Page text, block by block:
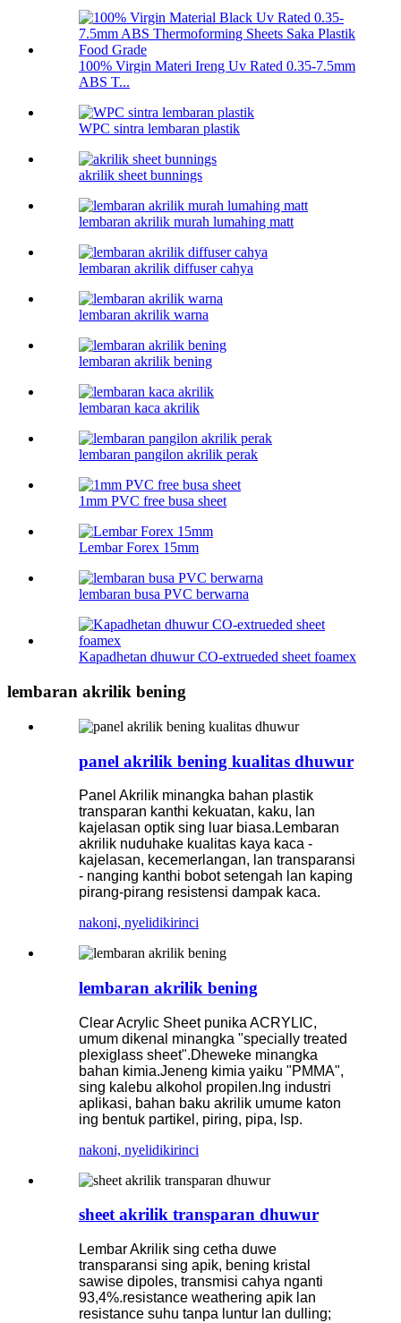
100% Virgin Materi Ireng Uv Rated 0.35-7.5mm
ABS T...
WPC sintra lembaran plastik
akrilik sheet bunnings
lembaran akrilik murah lumahing matt
lembaran akrilik diffuser cahya
lembaran akrilik warna
lembaran akrilik bening
lembaran kaca akrilik
lembaran pangilon akrilik perak
1mm PVC free busa sheet
Lembar Forex 15mm
lembaran busa PVC berwarna
Kapadhetan dhuwur CO-extrueded sheet foamex
lembaran akrilik bening
panel akrilik bening kualitas dhuwur
Panel Akrilik minangka bahan plastik
transparan kanthi kekuatan, kaku, lan
kajelasan optik sing luar biasa.Lembaran
akrilik nuduhake kualitas kaya kaca -
kajelasan, kecemerlangan, lan transparansi
- nanging kanthi bobot setengah lan kaping
pirang-pirang resistensi dampak kaca.
nakoni, nyelidikirinci
lembaran akrilik bening
Clear Acrylic Sheet punika ACRYLIC,
umum dikenal minangka "specially treated
plexiglass sheet".Dheweke minangka
bahan kimia.Jeneng kimia yaiku "PMMA",
sing kalebu alkohol propilen.Ing industri
aplikasi, bahan baku akrilik umume katon
ing bentuk partikel, piring, pipa, lsp.
nakoni, nyelidikirinci
sheet akrilik transparan dhuwur
Lembar Akrilik sing cetha duwe
transparansi sing apik, bening kristal
sawise dipoles, transmisi cahya nganti
93,4%.resistance weathering apik lan
resistance suhu tanpa luntur lan dulling;